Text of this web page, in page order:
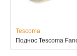
Tescoma
Поднос Tescoma